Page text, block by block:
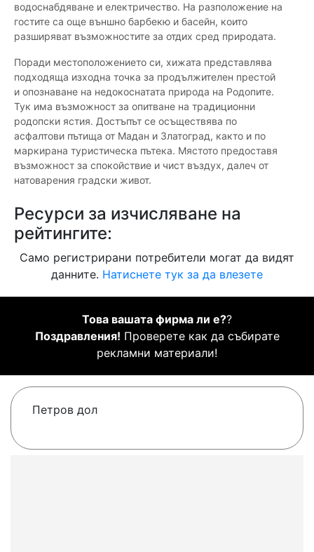
водоснабдяване и електричество. На разположение на
гостите са още външно барбекю и басейн, които
разширяват възможностите за отдих сред природата.
Поради местоположението си, хижата представлява
подходяща изходна точка за продължителен престой
и опознаване на недокоснатата природа на Родопите.
Тук има възможност за опитване на традиционни
родопски ястия. Достъпът се осъществява по
асфалтови пътища от Мадан и Златоград, както и по
маркирана туристическа пътека. Мястото предоставя
възможност за спокойствие и чист въздух, далеч от
натоварения градски живот.
Ресурси за изчисляване на
рейтингите:
Само регистрирани потребители могат да видят
данните. Натиснете тук за да влезете
Това вашата фирма ли е??
Поздравления! Проверете как да събирате
рекламни материали!
Петров дол